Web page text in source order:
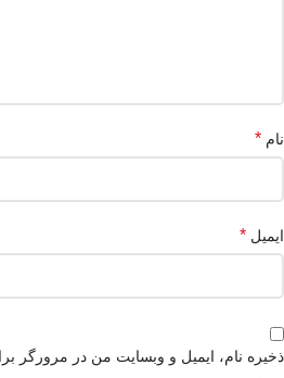
نام *
ایمیل *
ذخیره نام، ایمیل و وبسایت من در مرورگر